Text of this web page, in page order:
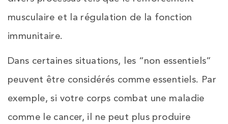
musculaire et la régulation de la fonction
immunitaire.
Dans certaines situations, les “non essentiels”
peuvent être considérés comme essentiels. Par
exemple, si votre corps combat une maladie
comme le cancer, il ne peut plus produire